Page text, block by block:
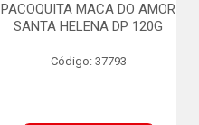
PACOQUITA MACA DO AMOR
SANTA HELENA DP 120G
Código: 37793